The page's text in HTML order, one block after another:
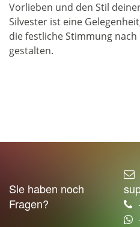
Vorlieben und den Stil
Silvester ist eine
die festliche Stimmung nach
gestalten.
Sie haben noch
Fragen?